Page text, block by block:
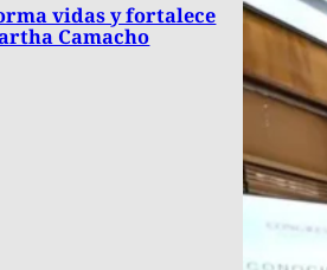
vidas y fortalece
Camacho